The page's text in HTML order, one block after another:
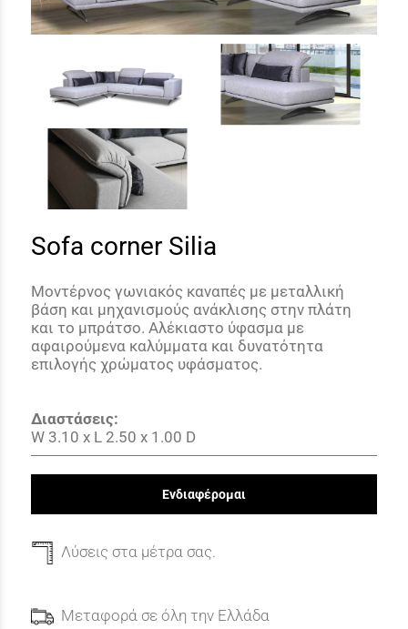
Sofa corner Silia
Μοντέρνος γωνιακός καναπές με μεταλλική
βάση και μηχανισμούς ανάκλισης στην πλάτη
και το μπράτσο. Αλέκιαστο ύφασμα με
αφαιρούμενα καλύμματα και δυνατότητα
επιλογής χρώματος υφάσματος.
Διαστάσεις:
W 3.10 x L 2.50 x 1.00 D
Ενδιαφέρομαι
Λύσεις στα μέτρα σας.
Μεταφορά σε όλη την Ελλάδα